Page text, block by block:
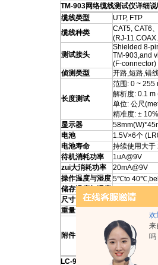
欢
来
吗
TM-903网络缆线测试仪详细说
缆线类型
UTP, FTP
缆线种类
CAT5, CAT6、
(RJ-
测试接头
Shielded 8-
TM-903,and
(F-connector)
侦测类型
开路,短路,错
长度测试
范围: 0 ~ 255
解析度: 0.1 m
单位: 公尺
精准度: ±
显示器
电池
1.5V×6个
电池寿命
持续使用大于
待机消耗功率
1uA@9V
zui大消耗功率
20mA@9V
操作温度与湿度 5℃to
储存温度与湿度
尺寸
重量
附件
使用说明书 x1
1.5V电池x6
20cm CAT5
远端位置器
LC-90 网路缆线测试器详细说明